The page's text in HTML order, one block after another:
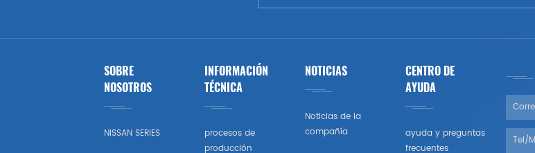
SOBRE
NOSOTROS
NISSAN SERIES
INFORMACIÓN
TÉCNICA
procesos de
NOTICIAS
Noticias de la
compañía
CENTRO DE
AYUDA
ayuda y preguntas